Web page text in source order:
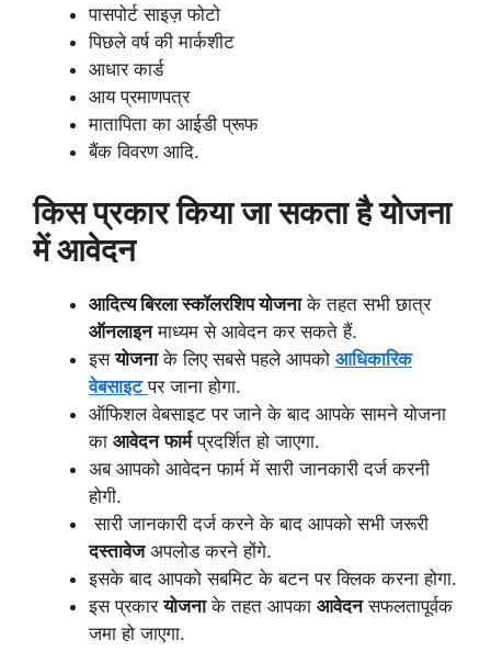
पासपोर्ट साइज़ फोटो
पिछले वर्ष की मार्कशीट
आधार कार्ड
आय प्रमाणपत्र
मातापिता का आईडी प्रूफ
बैंक विवरण आदि.
किस प्रकार किया जा सकता है योजना
में आवेदन
आदित्य बिरला स्कॉलरशिप योजनाके तहत सभी छात्र
ऑनलाइनमाध्यम से आवेदन कर सकते हैं.
इसयोजनाके लिए सबसे पहले आपको आधिकारिक
वेबसाइट पर जाना होगा.
ऑफिशल वेबसाइट पर जाने के बाद आपके सामने योजना
का आवेदन फार्मप्रदर्शित हो जाएगा.
अब आपको आवेदन फार्म में सारी जानकारी दर्ज करनी
होगी.
सारी जानकारी दर्ज करने के बाद आपको सभी जरूरी
दस्तावेजअपलोड करने होंगे.
इसके बाद आपको सबमिट के बटन पर क्लिक करना होगा.
इस प्रकारयोजनाके तहत आपका आवेदनसफलतापूर्वक
जमा हो जाएगा.